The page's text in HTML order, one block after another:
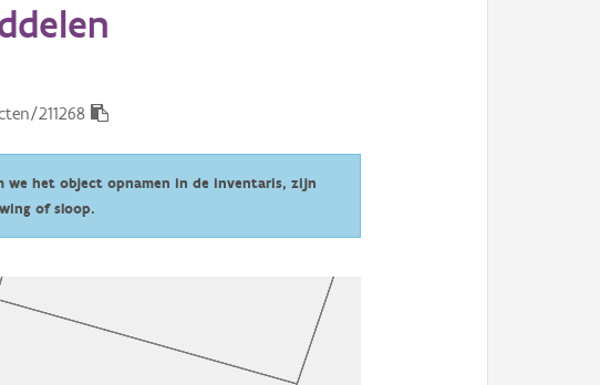
211268
we het object opnamen in de inventaris, zijn
of sloop.